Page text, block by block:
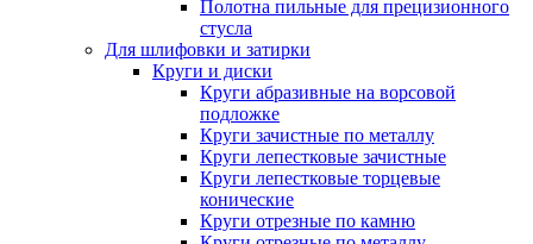
Полотна пильные для прецизионного
стусла
Для шлифовки и затирки
Круги и диски
Круги абразивные на ворсовой
подложке
Круги зачистные по металлу
Круги лепестковые зачистные
Круги лепестковые торцевые
конические
Круги отрезные по камню